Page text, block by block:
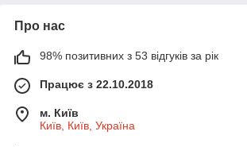
Про нас
98% позитивних з 53 відгуків за рік
Працює з 22.10.2018
м. Київ
Київ, Київ, Україна